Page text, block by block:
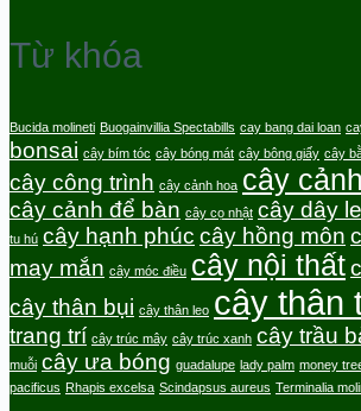
Từ khóa
Bucida molineti Buogainvillia Spectabills cay bang dai loan
bonsai cây bím tóc cây bóng mát cây bông giấy cây
cây công trình cây cảnh hoa cây
cây cảnh để bàn cây cọ nhật cây dây
tu hú cây hạnh phúc cây hồng môn
may mắn cây móc điều cây nội thất
cây thân bụi cây thân leo cây thân
trang trí cây trúc mây cây trúc xanh cây trầu
muỗi cây ưa bóng guadalupe lady palm money
pacificus Rhapis excelsa Scindapsus aureus Terminalia